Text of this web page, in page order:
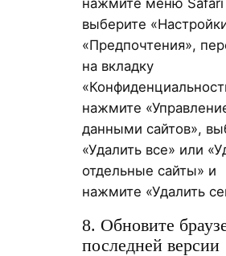
выберите
«Предпочтения»,
на вкладку
нажмите
данными сайтов»,
«Удалить все» или
отдельные сайты» и
нажмите «Удалить
8. Обновите
последней версии